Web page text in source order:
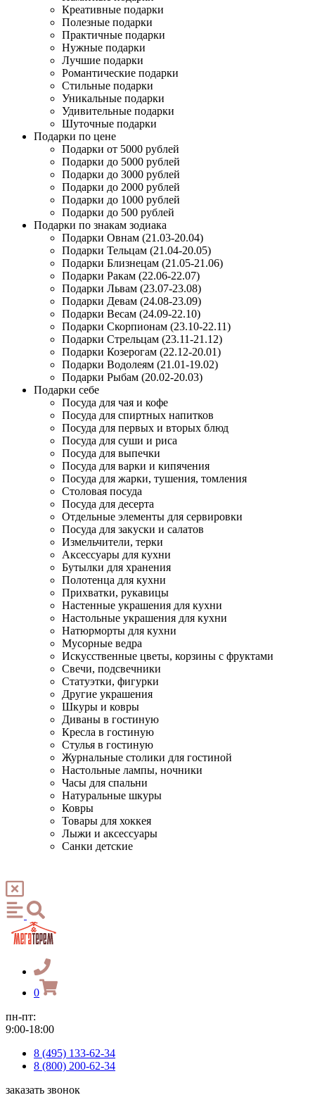
Креативные подарки
Полезные подарки
Практичные подарки
Нужные подарки
Лучшие подарки
Романтические подарки
Стильные подарки
Уникальные подарки
Удивительные подарки
Шуточные подарки
Подарки по цене
Подарки от 5000 рублей
Подарки до 5000 рублей
Подарки до 3000 рублей
Подарки до 2000 рублей
Подарки до 1000 рублей
Подарки до 500 рублей
Подарки по знакам зодиака
Подарки Овнам (21.03-20.04)
Подарки Тельцам (21.04-20.05)
Подарки Близнецам (21.05-21.06)
Подарки Ракам (22.06-22.07)
Подарки Львам (23.07-23.08)
Подарки Девам (24.08-23.09)
Подарки Весам (24.09-22.10)
Подарки Скорпионам (23.10-22.11)
Подарки Стрельцам (23.11-21.12)
Подарки Козерогам (22.12-20.01)
Подарки Водолеям (21.01-19.02)
Подарки Рыбам (20.02-20.03)
Подарки себе
Посуда для чая и кофе
Посуда для спиртных напитков
Посуда для первых и вторых блюд
Посуда для суши и риса
Посуда для выпечки
Посуда для варки и кипячения
Посуда для жарки, тушения, томления
Столовая посуда
Посуда для десерта
Отдельные элементы для сервировки
Посуда для закуски и салатов
Измельчители, терки
Аксессуары для кухни
Бутылки для хранения
Полотенца для кухни
Прихватки, рукавицы
Настенные украшения для кухни
Настольные украшения для кухни
Натюрморты для кухни
Мусорные ведра
Искусственные цветы, корзины с фруктами
Свечи, подсвечники
Статуэтки, фигурки
Другие украшения
Шкуры и ковры
Диваны в гостиную
Кресла в гостиную
Стулья в гостиную
Журнальные столики для гостиной
Настольные лампы, ночники
Часы для спальни
Натуральные шкуры
Ковры
Товары для хоккея
Лыжи и аксессуары
Санки детские
0
пн-пт:
9:00-18:00
8 (495) 133-62-34
8 (800) 200-62-34
заказать звонок